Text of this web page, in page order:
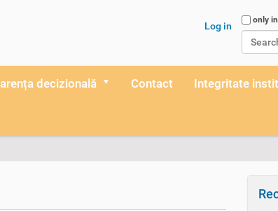
Search
only
Log in
decizională Contact Integritate